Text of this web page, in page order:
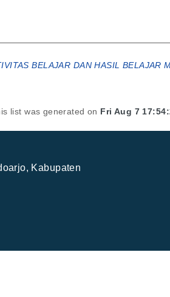
BELAJAR DAN HASIL BELAJAR
list was generated on Fri Aug 7
Kabupaten